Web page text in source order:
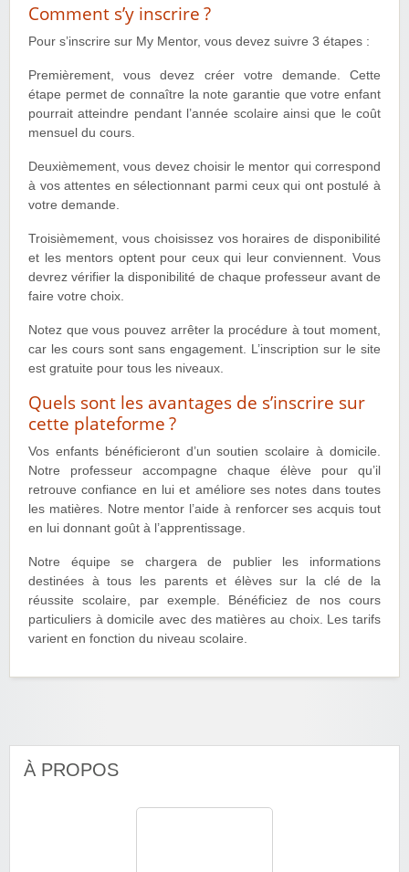
Comment s’y inscrire ?
Pour s’inscrire sur My Mentor, vous devez suivre 3 étapes :
Premièrement, vous devez créer votre demande. Cette
étape permet de connaître la note garantie que votre enfant
pourrait atteindre pendant l’année scolaire ainsi que le coût
mensuel du cours.
Deuxièmement, vous devez choisir le mentor qui correspond
à vos attentes en sélectionnant parmi ceux qui ont postulé à
votre demande.
Troisièmement, vous choisissez vos horaires de disponibilité
et les mentors optent pour ceux qui leur conviennent. Vous
devrez vérifier la disponibilité de chaque professeur avant de
faire votre choix.
Notez que vous pouvez arrêter la procédure à tout moment,
car les cours sont sans engagement. L’inscription sur le site
est gratuite pour tous les niveaux.
Quels sont les avantages de s’inscrire sur
cette plateforme ?
Vos enfants bénéficieront d’un soutien scolaire à domicile.
Notre professeur accompagne chaque élève pour qu’il
retrouve confiance en lui et améliore ses notes dans toutes
les matières. Notre mentor l’aide à renforcer ses acquis tout
en lui donnant goût à l’apprentissage.
Notre équipe se chargera de publier les informations
destinées à tous les parents et élèves sur la clé de la
réussite scolaire, par exemple. Bénéficiez de nos cours
particuliers à domicile avec des matières au choix. Les tarifs
varient en fonction du niveau scolaire.
À PROPOS